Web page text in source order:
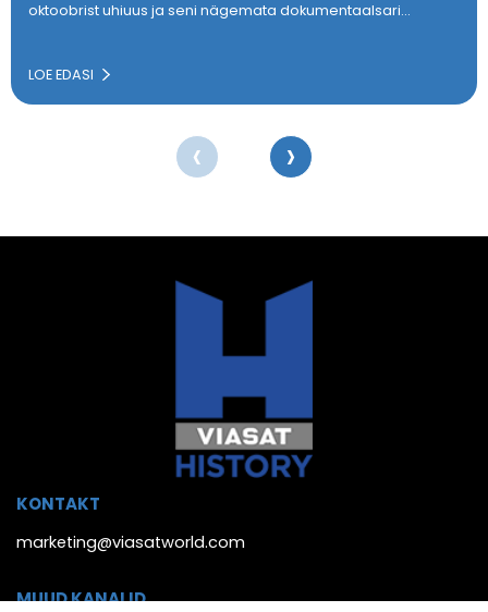
oktoobrist uhiuus ja seni nägemata dokumentaalsari…
LOE EDASI
‹ ›
KONTAKT
marketing@viasatworld.com
MUUD KANALID